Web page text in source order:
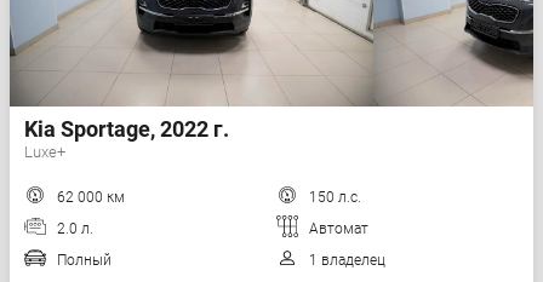
Kia Sportage, 2022 г.
Luxe+
62 000 км
150 л.с.
2.0 л.
Автомат
Полный
1 владелец